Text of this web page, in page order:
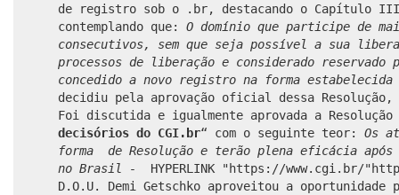
de registro sob o .br, destacando o Capítulo III -
contemplando que: O domínio que participe de
consecutivos, sem que seja possível a sua
processos de liberação e considerado reservado
concedido a novo registro na forma
decidiu pela aprovação oficial dessa
Foi discutida e igualmente aprovada a
decisórios do CGI.br“ com o seguinte teor: Os
forma de Resolução e terão plena eficácia
no Brasil -
HYPERLINK "https://www.cgi.br/"
D.O.U. Demi Getschko aproveitou a